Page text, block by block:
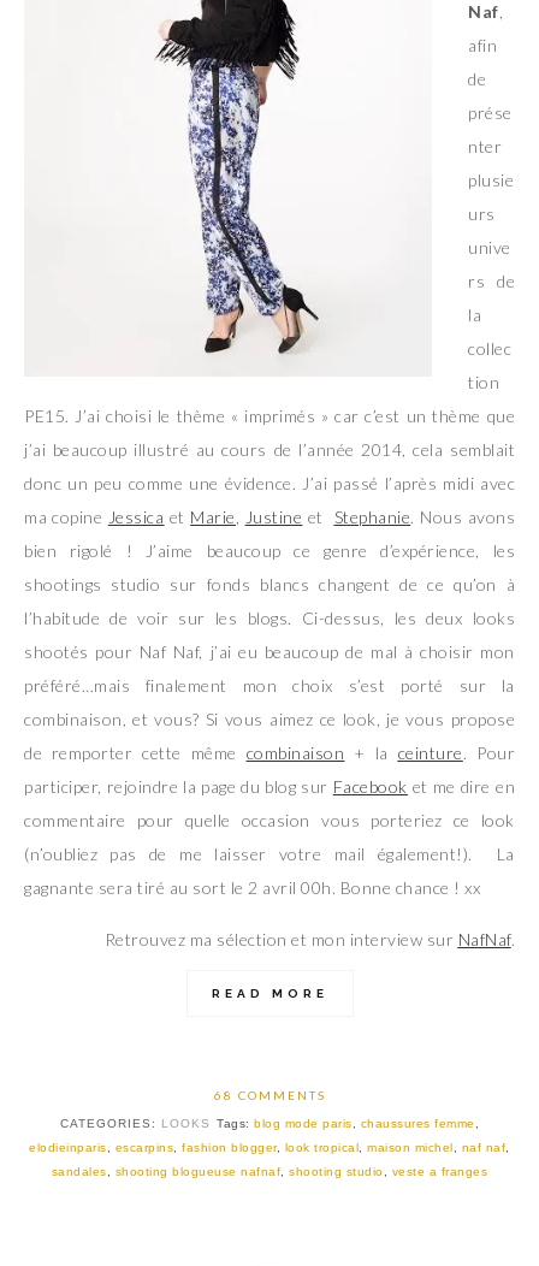
Naf
afin
de
prése
nter
plusie
urs
unive
rs de
la
collec
tion
PE15. J’ai choisi le thème « imprimés » car c’est un thème que
j’ai beaucoup illustré au cours de l’année 2014, cela semblait
donc un peu comme une évidence. J’ai passé l’après midi avec
ma copine Jessica et Marie Justine et Stephanie. Nous avons
bien rigolé ! J’aime beaucoup ce genre d’expérience, les
shootings studio sur fonds blancs changent de ce qu’on à
l’habitude de voir sur les blogs. Ci-dessus, les deux looks
shootés pour Naf Naf, j’ai eu beaucoup de mal à choisir mon
préféré…mais finalement mon choix s’est porté sur la
combinaison, et vous? Si vous aimez ce look, je vous propose
de remporter cette même combinaison + la ceinture. Pour
participer, rejoindre la page du blog sur Facebook et me dire en
commentaire pour quelle occasion vous porteriez ce look
(n’oubliez pas de me laisser votre mail également!). La
gagnante sera tiré au sort le 2 avril 00h. Bonne chance ! xx
Retrouvez ma sélection et mon interview sur NafNaf.
READ MORE
68 COMMENTS
CATEGORIES: LOOKS Tags: blog mode paris chaussures femme
elodieinparis
escarpins ,fashion blogger, look tropical ,maison michel naf naf
sandales
shooting blogueuse nafnaf ,shooting studio veste a franges